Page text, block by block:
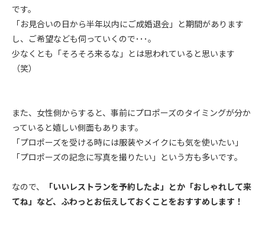
です。
「お見合いの日から半年以内にご成婚退会」と期間があります
し、ご希望なども伺っていくので･･･。
少なくとも「そろそろ来るな」とは思われていると思います
（笑）
また、女性側からすると、事前にプロポーズのタイミングが分か
っていると嬉しい側面もあります。
「プロポーズを受ける時には服装やメイクにも気を使いたい」
「プロポーズの記念に写真を撮りたい」という方も多いです。
なので、
「いいレストランを予約したよ」とか「おしゃれして来
てね」など、ふわっとお伝えしておくことをおすすめします！